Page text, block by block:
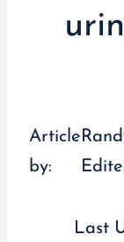
Article
by:
Last